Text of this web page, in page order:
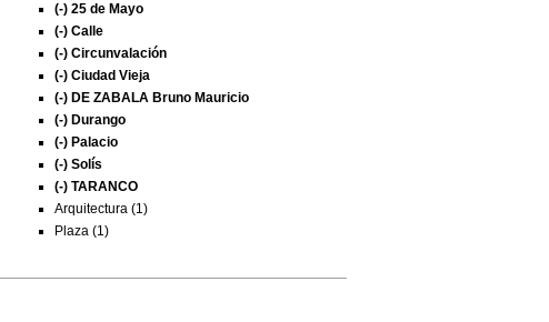
(-) 25 de Mayo
(-) Calle
(-) Circunvalación
(-) Ciudad Vieja
(-) DE ZABALA Bruno Mauricio
(-) Durango
(-) Palacio
(-) Solís
(-) TARANCO
Arquitectura (1)
Plaza (1)